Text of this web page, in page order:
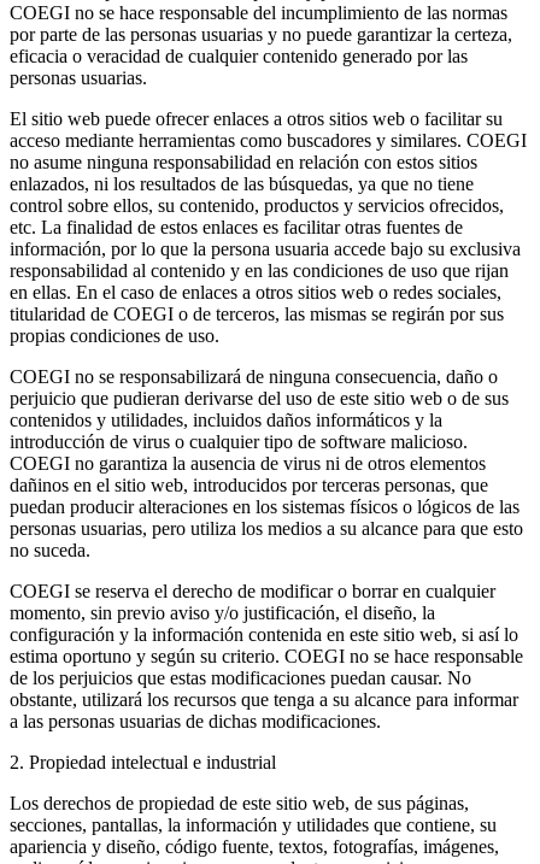
COEGI no se hace responsable del incumplimiento de las normas
por parte de las personas usuarias y no puede garantizar la certeza,
eficacia o veracidad de cualquier contenido generado por las
personas usuarias.
El sitio web puede ofrecer enlaces a otros sitios web o facilitar su
acceso mediante herramientas como buscadores y similares. COEGI
no asume ninguna responsabilidad en relación con estos sitios
enlazados, ni los resultados de las búsquedas, ya que no tiene
control sobre ellos, su contenido, productos y servicios ofrecidos,
etc. La finalidad de estos enlaces es facilitar otras fuentes de
información, por lo que la persona usuaria accede bajo su exclusiva
responsabilidad al contenido y en las condiciones de uso que rijan
en ellas. En el caso de enlaces a otros sitios web o redes sociales,
titularidad de COEGI o de terceros, las mismas se regirán por sus
propias condiciones de uso.
COEGI no se responsabilizará de ninguna consecuencia, daño o
perjuicio que pudieran derivarse del uso de este sitio web o de sus
contenidos y utilidades, incluidos daños informáticos y la
introducción de virus o cualquier tipo de software malicioso.
COEGI no garantiza la ausencia de virus ni de otros elementos
dañinos en el sitio web, introducidos por terceras personas, que
puedan producir alteraciones en los sistemas físicos o lógicos de las
personas usuarias, pero utiliza los medios a su alcance para que esto
no suceda.
COEGI se reserva el derecho de modificar o borrar en cualquier
momento, sin previo aviso y/o justificación, el diseño, la
configuración y la información contenida en este sitio web, si así lo
estima oportuno y según su criterio. COEGI no se hace responsable
de los perjuicios que estas modificaciones puedan causar. No
obstante, utilizará los recursos que tenga a su alcance para informar
a las personas usuarias de dichas modificaciones.
2. Propiedad intelectual e industrial
Los derechos de propiedad de este sitio web, de sus páginas,
secciones, pantallas, la información y utilidades que contiene, su
apariencia y diseño, código fuente, textos, fotografías, imágenes,